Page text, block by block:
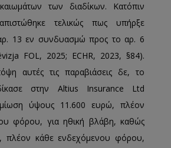
των διαδίκων. Κατόπιν
τελικώς πως υπήρξε
13 εν συνδυασμώ προς το αρ. 6
FOL, 2025; ECHR, 2023, §84).
αυτές τις παραβιάσεις δε, το
στην Altius Insurance Ltd
ύψους 11.600 ευρώ, πλέον
φόρου, για ηθική βλάβη, καθώς
πλέον κάθε ενδεχόμενου φόρου,